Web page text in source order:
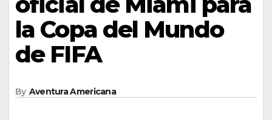
la Copa del Mundo
de FIFA
By Aventura Americana